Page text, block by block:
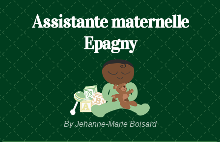
Assistante maternelle
Epagny
By Jehanne-Marie Boisard